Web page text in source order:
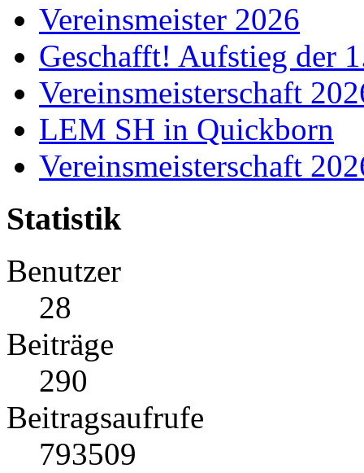
Vereinsmeister 2026
Geschafft! Aufstieg der
Vereinsmeisterschaft
LEM SH in Quickborn
Vereinsmeisterschaft
Statistik
Benutzer
28
Beiträge
290
Beitragsaufrufe
793509